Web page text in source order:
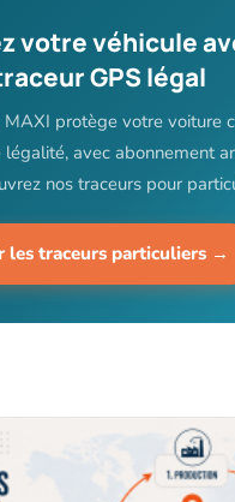
votre véhicule
GPS légal
MAXI protège votre voiture
avec abonnement
nos traceurs pour
les traceurs particuliers →